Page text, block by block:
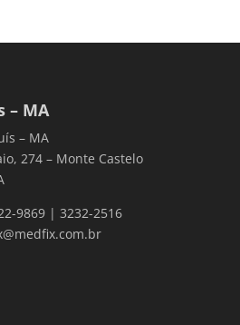
– MA
– MA
274 – Monte Castelo
9869 | 3232-2516